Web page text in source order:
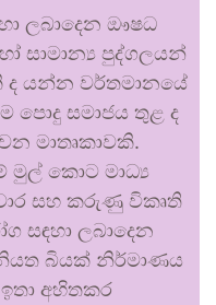
ලබාදෙන ඖෂධ
සාමාන්‍ය පුද්ගලයන්
ද යන්න වර්තමානයේ
සමාජය තුළ ද
මාතෘකාවකි.
මුල් කොට මාධ්‍ය
සහ කරුණු විකෘති
සඳහා ලබාදෙන
බියක් නිර්මාණය
අහිතකර